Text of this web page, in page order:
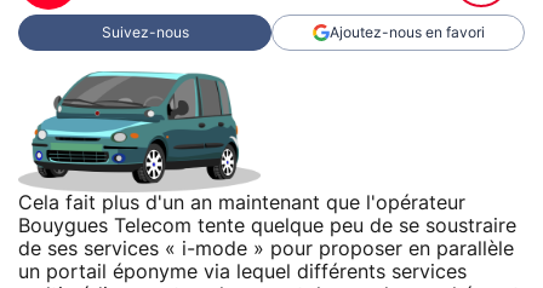
Suivez-nous Ajoutez-nous en favori
Cela fait plus d'un an maintenant que l'opérateur
Bouygues Telecom tente quelque peu de se soustraire
de ses services « i-mode » pour proposer en parallèle
un portail éponyme via lequel différents services